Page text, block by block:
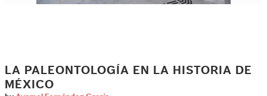
LA PALEONTOLOGÍA EN LA HISTORIA DE
MÉXICO